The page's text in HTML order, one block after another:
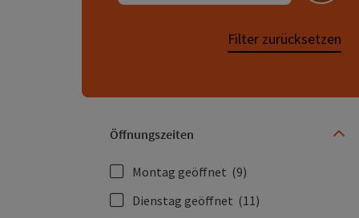
Filter zurücksetzen
Öffnungszeiten
Montag geöffnet (9)
Dienstag geöffnet (11)